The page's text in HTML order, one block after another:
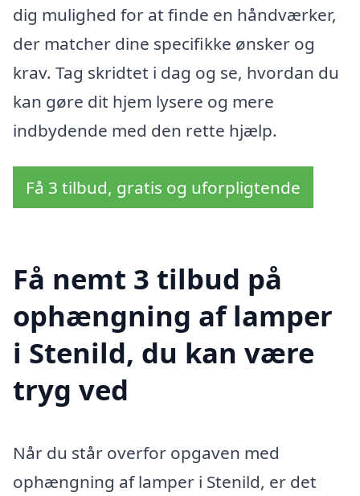
dig mulighed for at finde en håndværker,
der matcher dine specifikke ønsker og
krav. Tag skridtet i dag og se, hvordan du
kan gøre dit hjem lysere og mere
indbydende med den rette hjælp.
Få 3 tilbud, gratis og uforpligtende
Få nemt 3 tilbud på
ophængning af lamper
i Stenild, du kan være
tryg ved
Når du står overfor opgaven med
ophængning af lamper i Stenild, er det